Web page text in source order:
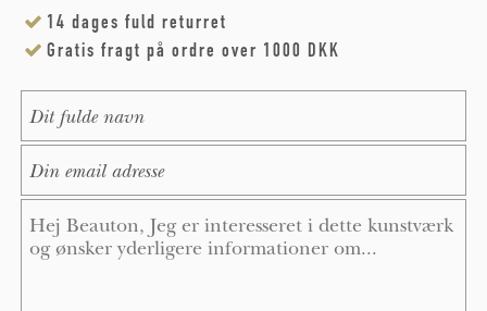
14 dages fuld returret
Gratis fragt på ordre over 1000 DKK